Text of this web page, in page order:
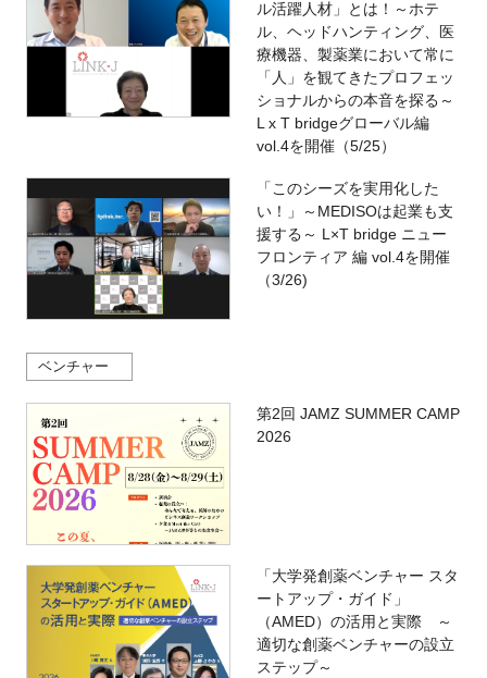
ル活躍人材」とは！～ホテ
ル、ヘッドハンティング、医
療機器、製薬業において常に
「人」を観てきたプロフェッ
ショナルからの本音を探る～
L x T bridgeグローバル編
vol.4を開催（5/25）
「このシーズを実用化した
い！」～MEDISOは起業も支
援する～ L×T bridge ニュー
フロンティア 編 vol.4を開催
（3/26)
ベンチャー
第2回 JAMZ SUMMER CAMP
2026
「大学発創薬ベンチャー スタ
ートアップ・ガイド」
（AMED）の活用と実際 ～
適切な創薬ベンチャーの設立
ステップ～